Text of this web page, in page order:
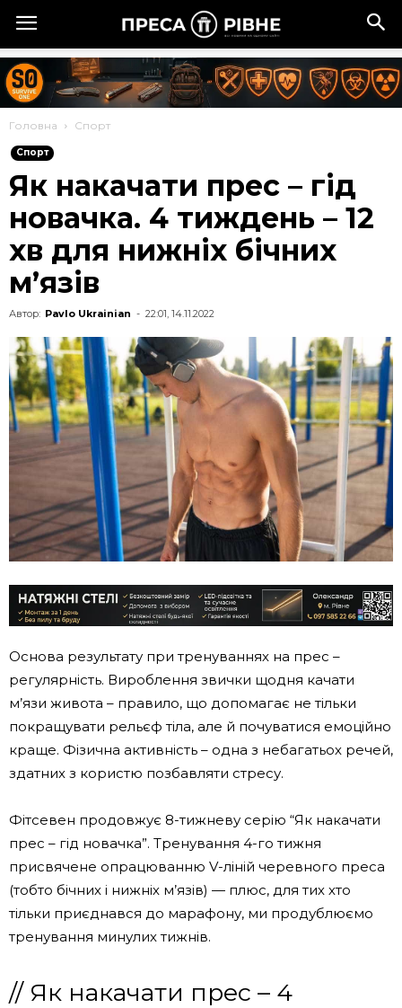
Головна Спорт
Спорт
Як накачати прес – гід
новачка. 4 тиждень – 12
хв для нижніх бічних
м’язів
Автор: Pavlo Ukrainian - 22:01, 14.11.2022
Основа результату при тренуваннях на прес –
регулярність. Вироблення звички щодня качати
м’язи живота – правило, що допомагає не тільки
покращувати рельєф тіла, але й почуватися емоційно
краще. Фізична активність – одна з небагатьох речей,
здатних з користю позбавляти стресу.
Фітсевен продовжує 8-тижневу серію “Як накачати
прес – гід новачка”. Тренування 4-го тижня
присвячене опрацюванню V-ліній черевного преса
(тобто бічних і нижніх м’язів) — плюс, для тих хто
тільки приєднався до марафону, ми продублюємо
тренування минулих тижнів.
// Як накачати прес – 4